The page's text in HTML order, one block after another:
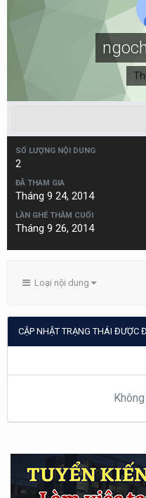
SỐ LƯỢNG NỘI DUNG
2
ĐÃ THAM GIA
Tháng 9 24, 2014
LẦN GHÉ THĂM CUỐI
Tháng 9 26, 2014
Loại nội dung
CẬP NHẬT TRẠNG THÁI ĐƯỢC